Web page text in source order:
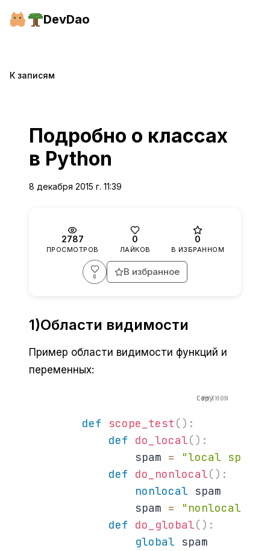
DevDao
К записям
Подробно о классах
в Python
8 декабря 2015 г. 11:39
2787
ПРОСМОТРОВ
0
ЛАЙКОВ
0
В ИЗБРАННОМ
Войдите, чтобы поставить лайк. Лайков:
0 В избранное
1)Области видимости
Пример области видимости функций и
переменных:
def scope_test () :
def
do_local() :
                spam
=
"local spam"
def
do_nonlocal() :
nonlocal spam
                spam
=
"nonlocal
def
do_global() :
global spam
Copy